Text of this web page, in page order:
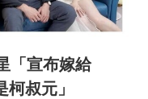
「宣布嫁給
叔元」